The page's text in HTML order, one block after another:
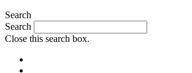
Search
Search
Close this search box.